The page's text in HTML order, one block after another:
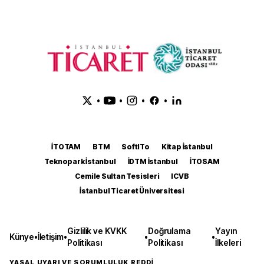
• • • •
İTOTAM BTM SoftITo
Kitap İstanbul
Teknopark İstanbul
İDTM İstanbul
İTOSAM
Cemile Sultan Tesisleri
ICVB
İstanbul Ticaret Üniversitesi
Künye•İletişim•
Gizlilik ve KVKK
Politikası
•
Doğrulama
Politikası
•
Yayın
İlkeleri
YASAL UYARI VE SORUMLULUK REDDİ